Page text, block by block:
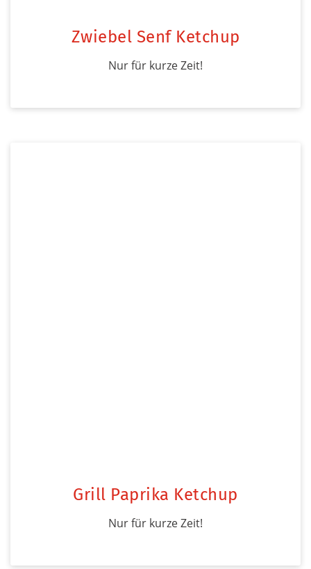
Zwiebel Senf Ketchup
Nur für kurze Zeit!
Grill Paprika Ketchup
Nur für kurze Zeit!